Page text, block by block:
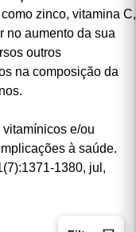
para quem
zinco, vitamina C,
no aumento da sua
outros
na composição da
e/ou
à saúde.